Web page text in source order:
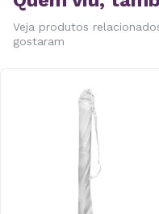
Veja produtos
gostaram